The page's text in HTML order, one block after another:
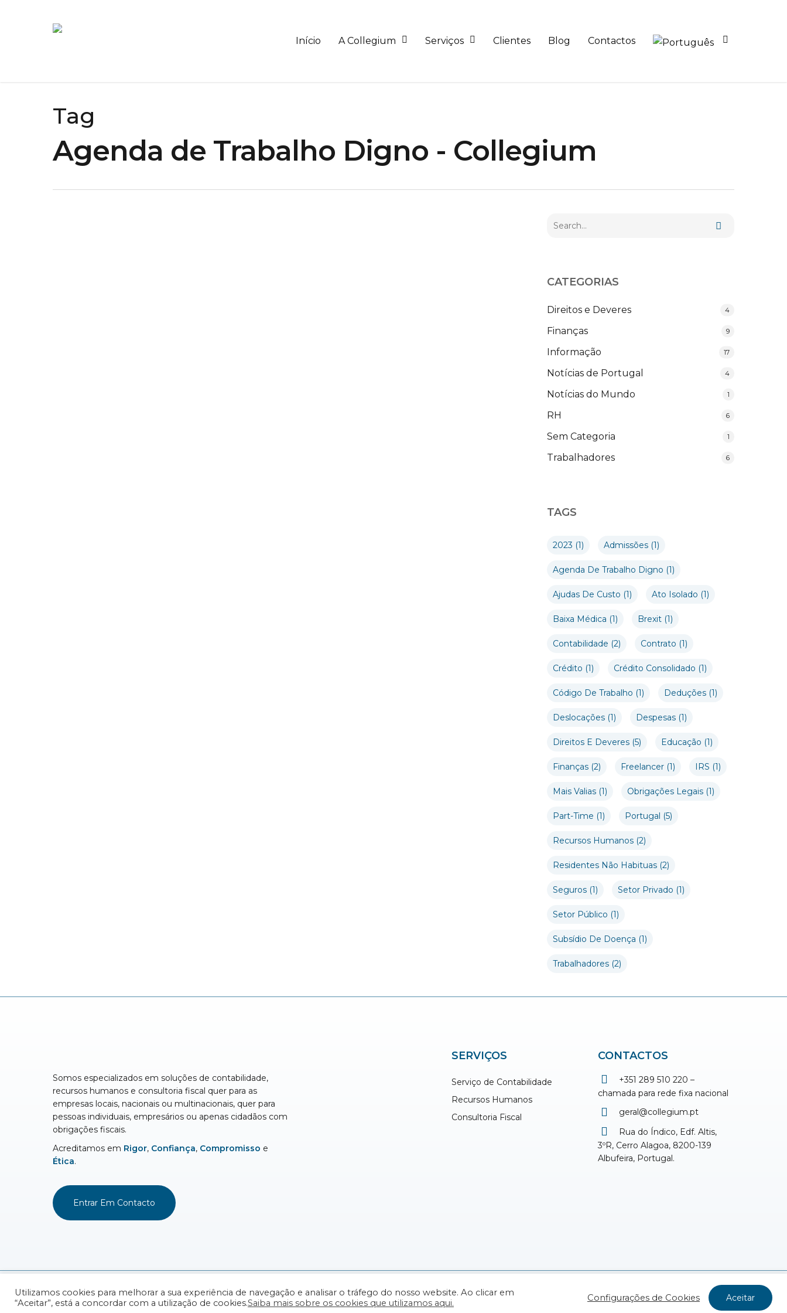
Início A Collegium Serviços Clientes Blog Contactos
Tag
Agenda de Trabalho Digno - Collegium
CATEGORIAS
Direitos e Deveres 4
Finanças 9
Informação 17
Notícias de Portugal 4
Notícias do Mundo 1
RH 6
Sem Categoria 1
Trabalhadores 6
TAGS
2023 (1) Admissões(1)
Agenda De Trabalho Digno (1)
Ajudas De Custo (1) Ato Isolado (1)
Baixa Médica (1) Brexit(1)
Contabilidade (2) Contrato (1)
Crédito (1) Crédito Consolidado (1)
Código De Trabalho (1) Deduções(1)
Deslocações(1) Despesas(1)
Direitos E Deveres(5) Educação (1)
Finanças(2) Freelancer(1) IRS (1)
Mais Valias(1) Obrigações Legais(1)
Part-Time (1) Portugal (5)
Recursos Humanos(2)
Residentes Não Habituas(2)
Seguros(1) Setor Privado (1)
Setor Público (1)
Subsídio De Doença (1)
Trabalhadores(2)
Somos especializados em soluções de contabilidade,
recursos humanos e consultoria fiscal quer para as
empresas locais, nacionais ou multinacionais, quer para
pessoas individuais, empresários ou apenas cidadãos com
obrigações fiscais.
Acreditamos em Rigor, Confiança, Compromisso e
Ética.
Entrar Em Contacto
SERVIÇOS
Serviço de Contabilidade
Recursos Humanos
Consultoria Fiscal
CONTACTOS
+351 289 510 220 –
chamada para rede fixa nacional
geral@collegium.pt
Rua do Índico, Edf. Altis,
3ºR, Cerro Alagoa, 8200-139
Albufeira, Portugal.
© 2026 Collegium, Lda.Política de Privacidade| Política de Cookies|Livro de Reclamações Online
Utilizamos cookies para melhorar a sua experiência de navegação e analisar o tráfego do nosso website. Ao clicar em
“Aceitar”, está a concordar com a utilização de cookies.Saiba mais sobre os cookies que utilizamos aqui. Configurações de Cookies Aceitar